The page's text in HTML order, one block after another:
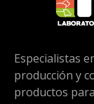
Especialistas
producción y
productos